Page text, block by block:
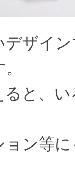
デザイ
ると、
ョン等